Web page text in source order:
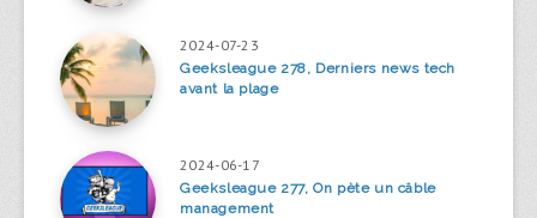
2024-07-23
Geeksleague 278, Derniers news tech
avant la plage
2024-06-17
Geeksleague 277, On pète un câble
management